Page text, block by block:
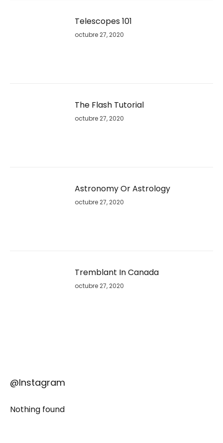
Telescopes 101
octubre 27, 2020
The Flash Tutorial
octubre 27, 2020
Astronomy Or Astrology
octubre 27, 2020
Tremblant In Canada
octubre 27, 2020
@Instagram
Nothing found